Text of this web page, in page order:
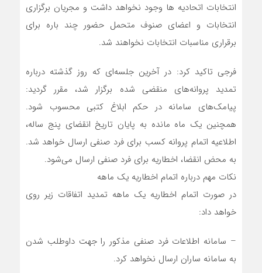
انتخابات اتحادیه ها وجود نخواهد داشت و مجریان برگزاری
انتخابات و اعضای صنوف متحمل حضور چند باره برای
برقراری مناسبات انتخابات نخواهند شد.
فرجی تاکید کرد: در آخرین جلسه‌ای که روز گذشته درباره
تمدید پروانه‌های منقضی شده برگزار شد، مقرر گردید:
پیامک‌های سامانه در حکم ابلاغ کتبی محسوب شود.
همچنین یک ماه مانده به پایان تاریخ انقضای پنج ساله،
اطلاعیه اتمام پروانه کسب برای فرد صنفی ارسال خواهد شد.
به محض انقضا، اخطاریه برای فرد صنفی ارسال می‌شود.
نکات مهم درباره اتمام اخطاریه یک ماهه
در صورت اتمام اخطاریه یک ماهه تمدید اتفاقات زیر روی
خواهد داد:
– سامانه اطلاعات فرد صنفی مذکور را جهت داوطلب شدن
به سامانه ساران ارسال نخواهد کرد.